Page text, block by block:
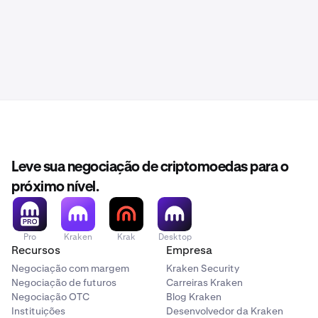
Leve sua negociação de criptomoedas para o
próximo nível.
Pro Kraken Krak Desktop
Recursos
Negociação com margem
Negociação de futuros
Negociação OTC
Instituições
Empresa
Kraken Security
Carreiras Kraken
Blog Kraken
Desenvolvedor da Kraken